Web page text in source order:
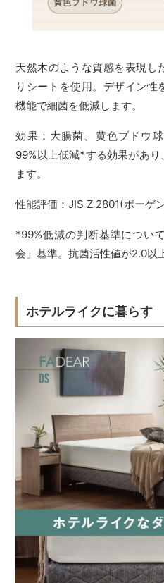
天然木のような質感を表現し
りシートを使用。デザイン
機能で細菌を低減します。
効果：大腸菌、黄色ブドウ
99%以上低減*する効果があ
ます。
性能評価：JIS Z 2801(ボーゲ
*99%低減の判断基準につい
会」基準。抗菌活性値が2.0以
ホテルライクに暮らす